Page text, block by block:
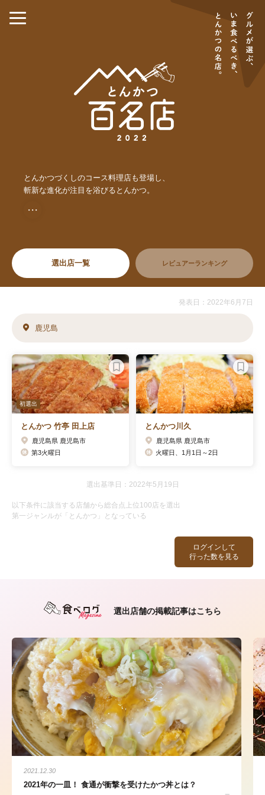
とんかつづくしのコース料理店も登場し、
斬新な進化が注目を浴びるとんかつ。
・・・
選出店一覧 レビュアーランキング
ログインして
行った数を見る
発表日：2022年6月7日
鹿児島
初選出
とんかつ 竹亭 田上店
鹿児島県 鹿児島市
第3火曜日
とんかつ川久
鹿児島県 鹿児島市
火曜日、1月1日～2日
選出基準日：2022年5月19日
以下条件に該当する店舗から総合点上位100店を選出
第一ジャンルが「とんかつ」となっている
選出店舗の掲載記事はこちら
2021.12.30
2021年の一皿！ 食通が衝撃を受けたかつ丼とは？